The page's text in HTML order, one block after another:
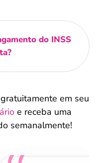
do INSS
em seu
e receba uma
semanalmente!